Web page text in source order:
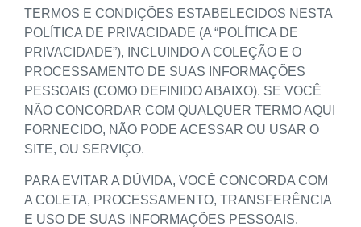
TERMOS E CONDIÇÕES ESTABELECIDOS NESTA
POLÍTICA DE PRIVACIDADE (A “POLÍTICA DE
PRIVACIDADE”), INCLUINDO A COLEÇÃO E O
PROCESSAMENTO DE SUAS INFORMAÇÕES
PESSOAIS (COMO DEFINIDO ABAIXO). SE VOCÊ
NÃO CONCORDAR COM QUALQUER TERMO AQUI
FORNECIDO, NÃO PODE ACESSAR OU USAR O
SITE, OU SERVIÇO.
PARA EVITAR A DÚVIDA, VOCÊ CONCORDA COM
A COLETA, PROCESSAMENTO, TRANSFERÊNCIA
E USO DE SUAS INFORMAÇÕES PESSOAIS.